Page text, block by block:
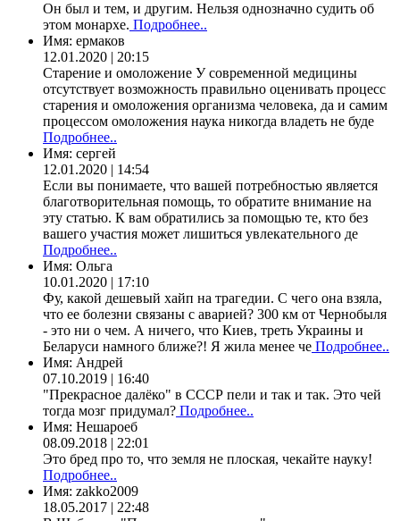
Он был и тем, и другим. Нельзя однозначно судить об
этом монархе. Подробнее..
Имя: ермаков
12.01.2020 | 20:15
Старение и омоложение У современной медицины
отсутствует возможность правильно оценивать процесс
старения и омоложения организма человека, да и самим
процессом омоложения наука никогда владеть не буде
Подробнее..
Имя: сергей
12.01.2020 | 14:54
Если вы понимаете, что вашей потребностью является
благотворительная помощь, то обратите внимание на
эту статью. К вам обратились за помощью те, кто без
вашего участия может лишиться увлекательного де
Подробнее..
Имя: Ольга
10.01.2020 | 17:10
Фу, какой дешевый хайп на трагедии. С чего она взяла,
что ее болезни связаны с аварией? 300 км от Чернобыля
- это ни о чем. А ничего, что Киев, треть Украины и
Беларуси намного ближе?! Я жила менее че Подробнее..
Имя: Андрей
07.10.2019 | 16:40
"Прекрасное далёко" в СССР пели и так и так. Это чей
тогда мозг придумал? Подробнее..
Имя: Нешароеб
08.09.2018 | 22:01
Это бред про то, что земля не плоская, чекайте науку!
Подробнее..
Имя: zakko2009
18.05.2017 | 22:48